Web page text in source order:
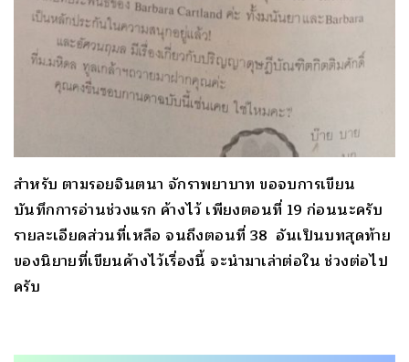
สำหรับ ตามรอยจินตนา จักราพยาบาท ขอจบการเขียน
บันทึกการอ่านช่วงแรก ค้างไว้ เพียงตอนที่ 19 ก่อนนะครับ
รายละเอียดส่วนที่เหลือ จนถึงตอนที่ 38 อันเป็นบทสุดท้าย
ของนิยายที่เขียนค้างไว้เรื่องนี้ จะนำมาเล่าต่อใน ช่วงต่อไป
ครับ